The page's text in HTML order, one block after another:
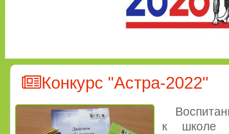
Конкурс "Астра-2022"
к